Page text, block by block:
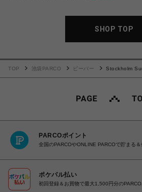
SHOP TOP
TOP 池袋PARCO ビーバー
Stockholm
PARCOポイント
全国のPARCOやONLINE PARCOで貯まる＆
ポケパル払い
初回登録＆お買物で最大1,500円分の